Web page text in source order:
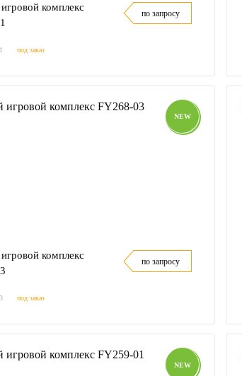
комплекс
по запросу
под заказ
NEW
комплекс
по запросу
под заказ
NEW